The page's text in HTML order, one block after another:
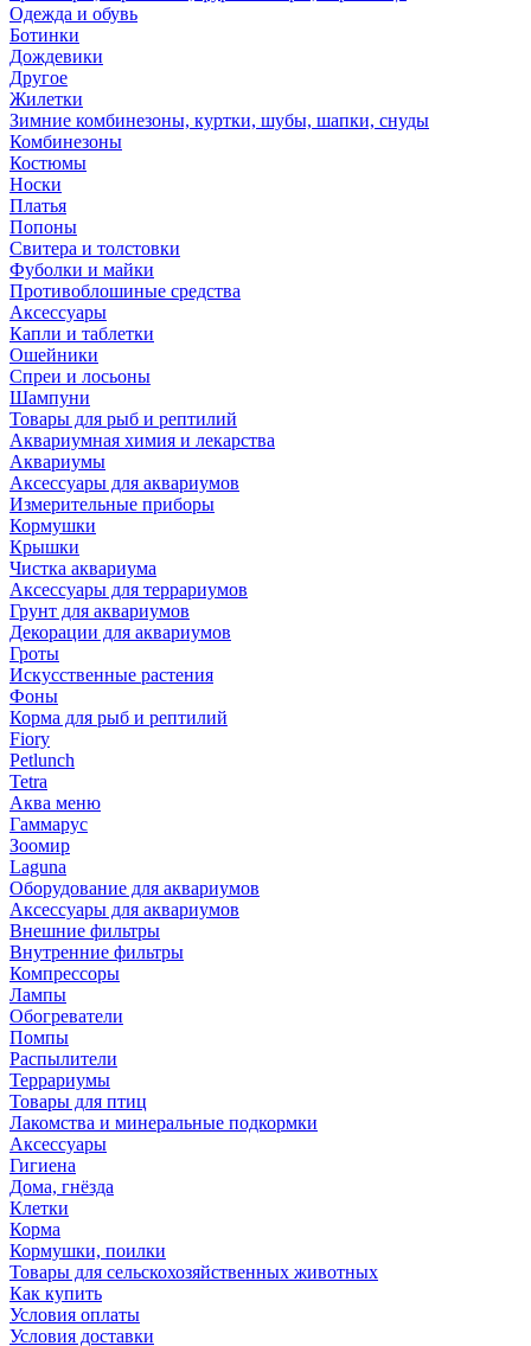
Одежда и обувь
Ботинки
Дождевики
Другое
Жилетки
Зимние комбинезоны, куртки, шубы, шапки, снуды
Комбинезоны
Костюмы
Носки
Платья
Попоны
Свитера и толстовки
Фуболки и майки
Противоблошиные средства
Аксессуары
Капли и таблетки
Ошейники
Спреи и лосьоны
Шампуни
Товары для рыб и рептилий
Аквариумная химия и лекарства
Аквариумы
Аксессуары для аквариумов
Измерительные приборы
Кормушки
Крышки
Чистка аквариума
Аксессуары для террариумов
Грунт для аквариумов
Декорации для аквариумов
Гроты
Искусственные растения
Фоны
Корма для рыб и рептилий
Fiory
Petlunch
Tetra
Аква меню
Гаммарус
Зоомир
Laguna
Оборудование для аквариумов
Аксессуары для аквариумов
Внешние фильтры
Внутренние фильтры
Компрессоры
Лампы
Обогреватели
Помпы
Распылители
Террариумы
Товары для птиц
Лакомства и минеральные подкормки
Аксессуары
Гигиена
Дома, гнёзда
Клетки
Корма
Кормушки, поилки
Товары для сельскохозяйственных животных
Как купить
Условия оплаты
Условия доставки